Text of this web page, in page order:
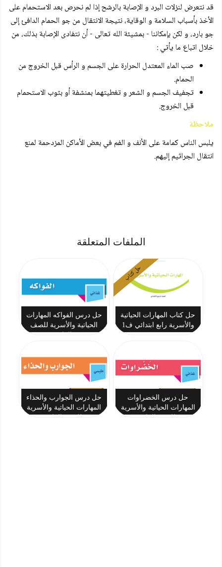
قد نتعرض لنزلات البرد و الإصابة بالرشح إذا لم نحرص بعد الاستحمام على
الأخذ بأسباب السلامة و الوقاية، نتيجة الانتقال من جو الحمام الدافئ إلى
جو بارد، و لكن بإمكاننا - بمشيئة الله تعالى - أن نتفادى الإصابة بذلك، من
خلال اتباع ما يأتي :
صب الماء المعتدل الحرارة على الجسم و الرأس قبل الخروج من
الحمام.
تجفيف الجسم و الشعر و تغطيتهما بمنشفة أو بثوب الاستحمام
قبل الخروج.
ملاحظة
يلبس الناس كمامة على الأنف و الفم في بعض الأماكن المزدحمة لمنع
انتقال الجراثيم إليهم.
الملفات المتعلقة
حل كتاب
حل كتاب المهارات الحياتية
والأسرية رابع ابتدائي ف1
حل درس الفواكه المهارات
الحياتية والأسرية للصف
حل درس الخضراوات
المهارات الحياتية والأسرية
حل درس الجوارب والحذاء
المهارات الحياتية والأسرية